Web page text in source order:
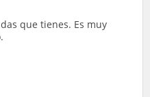
que tienes. Es muy